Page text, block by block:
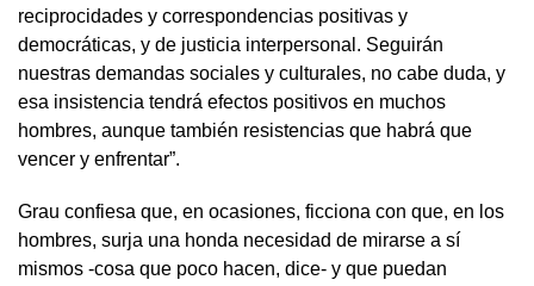
reciprocidades y correspondencias positivas y
democráticas, y de justicia interpersonal. Seguirán
nuestras demandas sociales y culturales, no cabe duda, y
esa insistencia tendrá efectos positivos en muchos
hombres, aunque también resistencias que habrá que
vencer y enfrentar”.
Grau confiesa que, en ocasiones, ficciona con que, en los
hombres, surja una honda necesidad de mirarse a sí
mismos -cosa que poco hacen, dice- y que puedan